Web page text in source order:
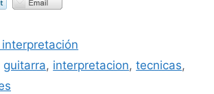
guitarra, interpretacion,tecnicas,